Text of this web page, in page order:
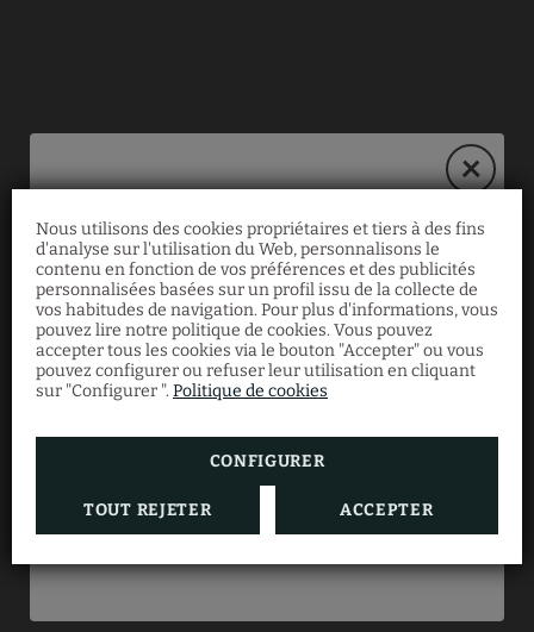
Nous utilisons des cookies propriétaires et tiers à des fins
d'analyse sur l'utilisation du Web, personnalisons le
contenu en fonction de vos préférences et des publicités
personnalisées basées sur un profil issu de la collecte de
vos habitudes de navigation. Pour plus d'informations, vous
pouvez lire notre politique de cookies. Vous pouvez
accepter tous les cookies via le bouton "Accepter" ou vous
pouvez configurer ou refuser leur utilisation en cliquant
sur "Configurer ". Politique de cookies
CONFIGURER
TOUT REJETER ACCEPTER
Opération spéciale
Du 4 mars au 31 août, économisez 10% sur
une sélection d'appartements supérieurs
avec petit-déjeuner inclus. Offre valable
RÉSERVER